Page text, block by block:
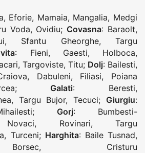
, Eforie, Mamaia, Mangalia, Medgi
Voda, Ovidiu; Covasna: Baraolt,
, Sfantu Gheorghe, Targu
: Fieni, Gaesti, Holboca,
, Targoviste, Titu; Dolj: Bailesti,
, Dabuleni, Filiasi, Poiana
; Galati: Beresti,
, Targu Bujor,Tecuci; Giurgiu:
; Gorj: Bumbesti-
Novaci, Rovinari, Targu
, Turceni; Harghita: Baile Tusnad,
Borsec, Cristuru